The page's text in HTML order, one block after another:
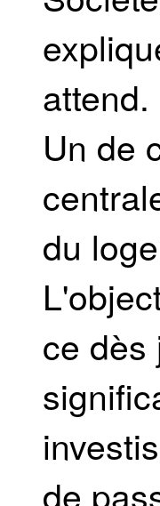
attend.
Un de
du
ce dès
de